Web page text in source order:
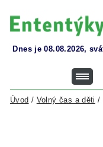
Dnes je 08.08.2026,
Úvod / Volný čas a děti /